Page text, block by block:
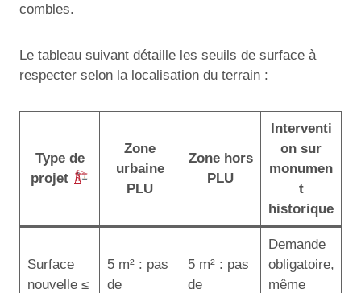
combles.
Le tableau suivant détaille les seuils de surface à
respecter selon la localisation du terrain :
Type de
projet
Zone
urbaine
PLU
Zone hors
PLU
Interventi
on sur
monumen
t
historique
Surface
nouvelle ≤
5 m² : pas
de
5 m² : pas
de
Demande
obligatoire,
même